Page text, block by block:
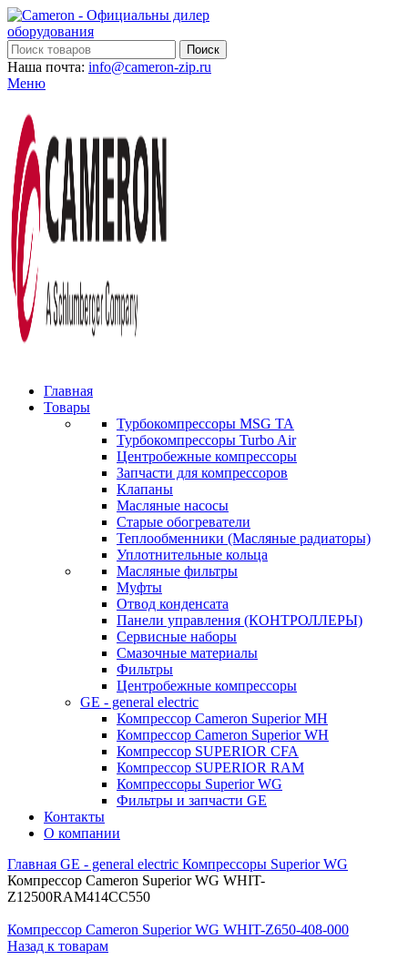
Поиск
Наша почта: info@cameron-zip.ru
Меню
Главная
Товары
Турбокомпрессоры MSG TA
Турбокомпрессоры Turbo Air
Центробежные компрессоры
Запчасти для компрессоров
Клапаны
Масляные насосы
Старые обогреватели
Теплообменники (Масляные радиаторы)
Уплотнительные кольца
Масляные фильтры
Муфты
Отвод конденсата
Панели управления (КОНТРОЛЛЕРЫ)
Сервисные наборы
Смазочные материалы
Фильтры
Центробежные компрессоры
GE - general electric
Компрессор Cameron Superior MH
Компрессор Cameron Superior WH
Компрессор SUPERIOR CFA
Компрессор SUPERIOR RAM
Компрессоры Superior WG
Фильтры и запчасти GE
Контакты
О компании
Главная GE - general electric Компрессоры Superior WG
Компрессор Cameron Superior WG WHIT-
Z12500RAM414CC550
Компрессор Cameron Superior WG WHIT-Z650-408-000
Назад к товарам